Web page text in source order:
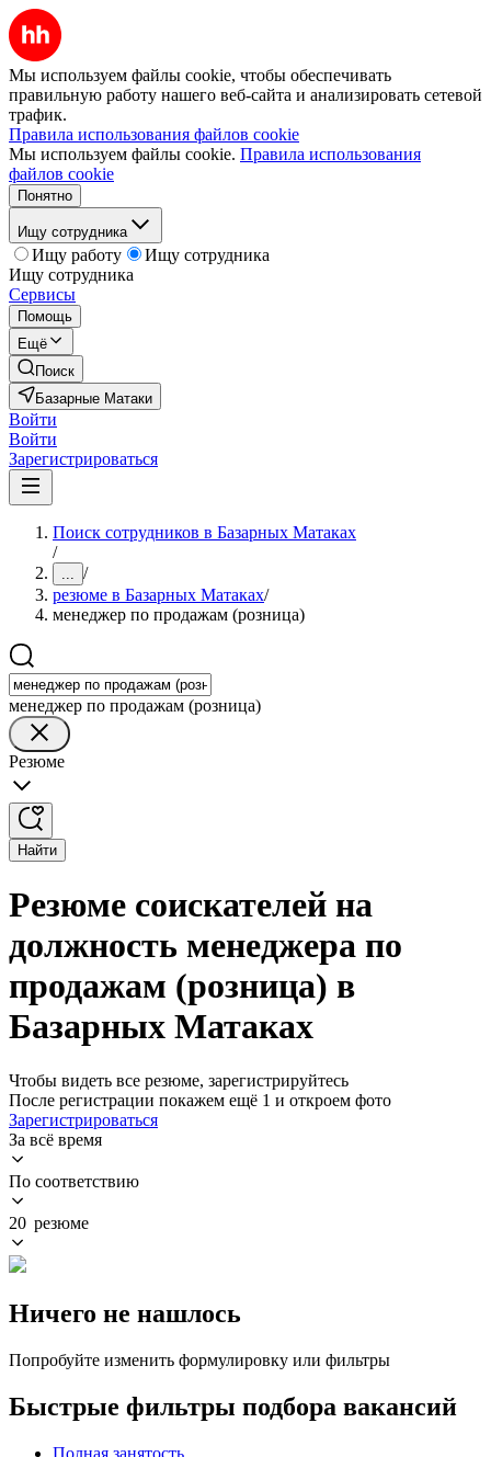
Мы используем файлы cookie, чтобы обеспечивать
правильную работу нашего веб-сайта и анализировать сетевой
трафик.
Правила использования файлов cookie
Мы используем файлы cookie. Правила использования
файлов cookie
Понятно
Ищу сотрудника
Ищу работу
Ищу сотрудника
Ищу сотрудника
Сервисы
Помощь
Ещё
Поиск
Базарные Матаки
Войти
Войти
Зарегистрироваться
Поиск сотрудников в Базарных Матаках
/
... /
резюме в Базарных Матаках/
менеджер по продажам (розница)
менеджер по продажам (розница)
Резюме
Найти
Резюме соискателей на
должность менеджера по
продажам (розница) в
Базарных Матаках
Чтобы видеть все резюме, зарегистрируйтесь
После регистрации покажем ещё 1 и откроем фото
Зарегистрироваться
За всё время
По соответствию
20 резюме
Ничего не нашлось
Попробуйте изменить формулировку или фильтры
Быстрые фильтры подбора вакансий
Полная занятость